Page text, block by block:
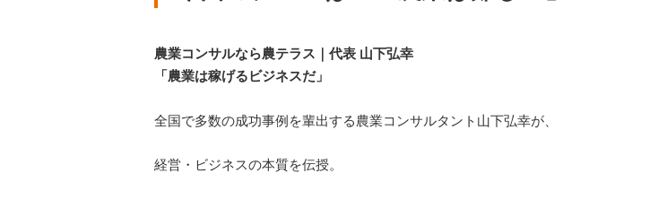
農業コンサルなら農テラス｜代表 山下弘幸
「農業は稼げるビジネスだ」
全国で多数の成功事例を輩出する農業コンサルタント山下弘幸が、
経営・ビジネスの本質を伝授。